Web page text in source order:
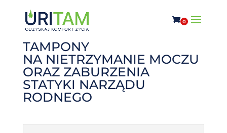
0
TAMPONY
NA NIETRZYMANIE MOCZU
ORAZ ZABURZENIA
STATYKI NARZĄDU
RODNEGO